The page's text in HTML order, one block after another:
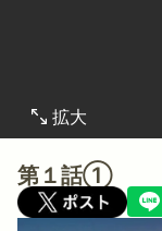
拡大
第１話①